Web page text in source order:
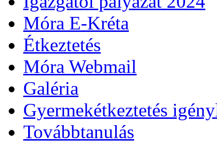
Móra E-Kréta
Étkeztetés
Móra Webmail
Galéria
Gyermekétkeztetés
Továbbtanulás